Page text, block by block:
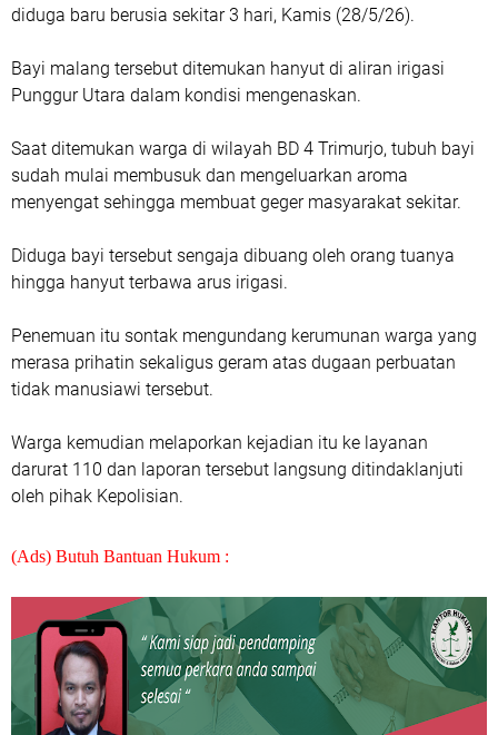
diduga baru berusia sekitar 3 hari, Kamis (28/5/26).
Bayi malang tersebut ditemukan hanyut di aliran irigasi
Punggur Utara dalam kondisi mengenaskan.
Saat ditemukan warga di wilayah BD 4 Trimurjo, tubuh bayi
sudah mulai membusuk dan mengeluarkan aroma
menyengat sehingga membuat geger masyarakat sekitar.
Diduga bayi tersebut sengaja dibuang oleh orang tuanya
hingga hanyut terbawa arus irigasi.
Penemuan itu sontak mengundang kerumunan warga yang
merasa prihatin sekaligus geram atas dugaan perbuatan
tidak manusiawi tersebut.
Warga kemudian melaporkan kejadian itu ke layanan
darurat 110 dan laporan tersebut langsung ditindaklanjuti
oleh pihak Kepolisian.
(Ads) Butuh Bantuan Hukum :